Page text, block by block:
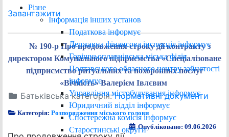
Різне
Інформація інших установ
Податкова інформує
Державна фінансова інспекція інформує
Горішньоплавнівська міська філія
Полтавського обласного центру зайнятості
інформує
Управління містобудування інформує
Юридичний відділ інформує
Спостережна комісія інформує
Старостинські округи
Завантажити
№ 190-р Про продовження строку дії контракту з
директором Комунального підприємства «Спеціалізоване
підприємство ритуальних та похоронних послуг
«Вічність» Валерієм Івлєвим
Батьківська категорія:Нормативні документи
Категорія:Розпорядження міського голови
Опубліковано: 09.06.2026